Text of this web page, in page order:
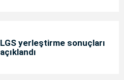
LGS yerleştirme sonuçları
açıklandı